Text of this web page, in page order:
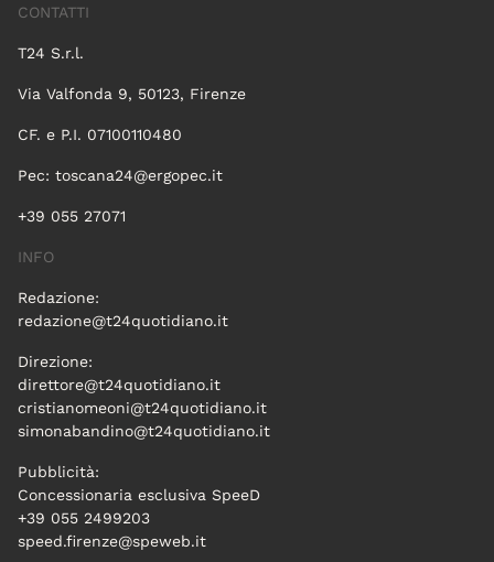
CONTATTI
T24 S.r.l.
Via Valfonda 9, 50123, Firenze
CF. e P.I. 07100110480
Pec: toscana24@ergopec.it
+39 055 27071
INFO
Redazione:
redazione@t24quotidiano.it
Direzione:
direttore@t24quotidiano.it
cristianomeoni@t24quotidiano.it
simonabandino@t24quotidiano.it
Pubblicità:
Concessionaria esclusiva SpeeD
+39 055 2499203
speed.firenze@speweb.it